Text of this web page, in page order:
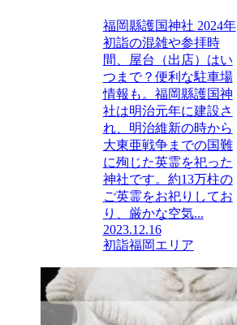
福岡縣護国神社 2024年
初詣の混雑や参拝時
間、屋台（出店）はい
つまで？便利な駐車場
情報も。福岡縣護国神
社は明治元年に建設さ
れ、明治維新の時から
大東亜戦争までの国難
に殉じた英霊を祀った
神社です。約13万柱の
ご英霊をお祀りしてお
り、厳かな空気...
2023.12.16
初詣福岡エリア